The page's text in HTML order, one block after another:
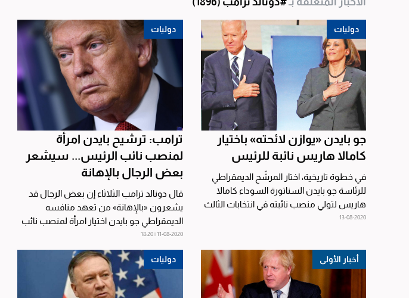
دوليات
جو بايدن «يوازن لائحته» باختيار
كامالا هاريس نائبة للرئيس
في خطوة تاريخية، اختار المرشّح الديمقراطي
للرئاسة جو بايدن السناتورة السوداء كامالا
هاريس لتولي منصب نائبته في انتخابات الثالث
من...
13-08-2020
دوليات
ترامب: ترشيح بايدن امرأة
لمنصب نائب الرئيس... سيشعر
بعض الرجال بالإهانة
قال دونالد ترامب الثلاثاء إن بعض الرجال قد
يشعرون «بالإهانة» من تعهد منافسه
الديمقراطي جو بايدن اختيار امرأة لمنصب نائب
الرئيس في...
11-08-2020 | 18:20
أخبار الأولى دوليات